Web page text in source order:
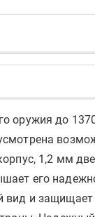
оружия до
1,2 мм
его
и